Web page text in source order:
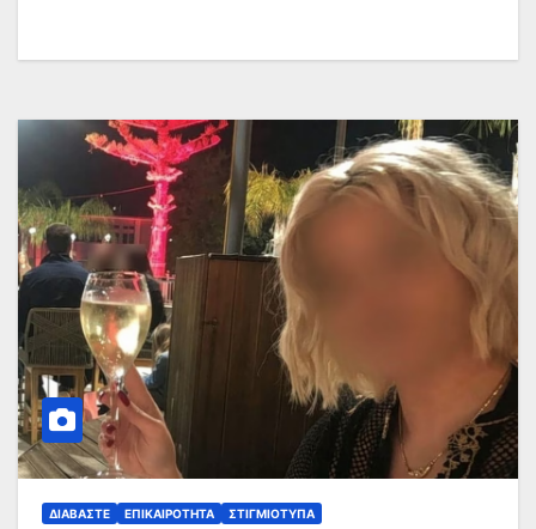
ΔΙΑΒΆΣΤΕ ΕΠΙΚΑΙΡΌΤΗΤΑ ΣΤΙΓΜΙΌΤΥΠΑ